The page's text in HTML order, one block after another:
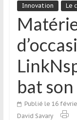
média
sur
tourisme
sportif
aux
voyageurs
ponctuels
Innovation Le
bat
Publié le 16
David Savary